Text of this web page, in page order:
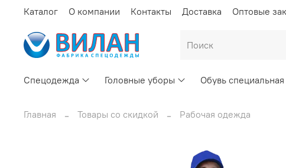
Каталог О компании Контакты Доставка Оптовые
Спецодежда Головные уборы Обувь специальная
Главная Товары со скидкой Рабочая одежда